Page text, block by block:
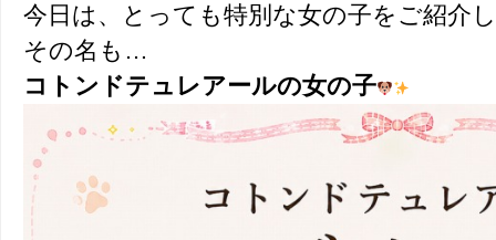
今日は、とっても特別な女の子をご紹介
その名も…
コトンドテュレアールの女の子